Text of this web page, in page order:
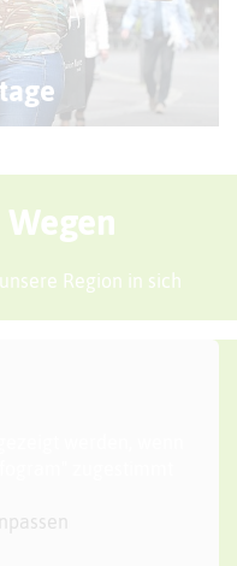
Region in sich